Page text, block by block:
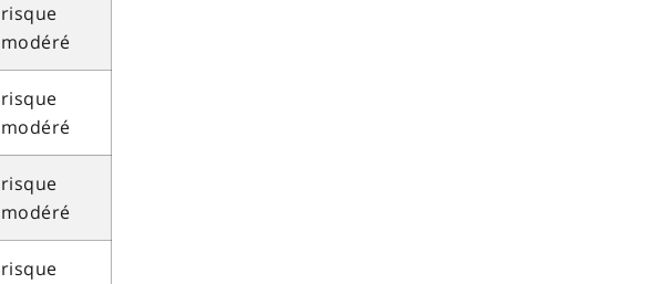
risque
modéré
risque
modéré
risque
modéré
risque